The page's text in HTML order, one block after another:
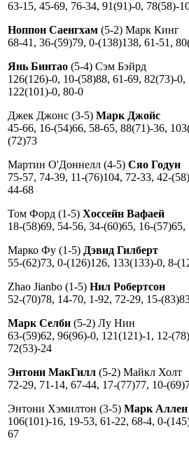
63-15, 45-69, 76-34, 91(91)-0, 78(58)-
Ноппон Саенгхам (5-2) Марк Кинг
68-41, 36-(59)79, 0-(138)138, 61-51,
Янь Бинтао (5-4) Сэм Бэйрд
126(126)-0, 10-(58)88, 61-69, 82(73)-
122(101)-0, 80-0
Джек Джонс (3-5) Марк Джойс
45-66, 16-(54)66, 58-65, 88(71)-36,
(72)73
Мартин О'Доннелл (4-5) Сяо Годун
75-57, 74-39, 11-(76)104, 72-33, 42-
44-68
Том Форд (1-5) Хоссейн Вафаей
18-(58)69, 54-56, 34-(60)65, 16-
Марко Фу (1-5) Дэвид Гилберт
55-(62)73, 0-(126)126, 133(133)-0, 8-
Zhao Jianbo (1-5) Нил Робертсон
52-(70)78, 14-70, 1-92, 72-29, 15-
Марк Селби (5-2) Лу Нин
63-(59)62, 96(96)-0, 121(121)-1, 12-
72(53)-24
Энтони МакГилл (5-2) Майкл Холт
72-29, 71-14, 67-44, 17-(77)77, 10-
Энтони Хэмилтон (3-5) Марк Аллен
106(101)-16, 19-53, 61-22, 68-4, 0-
67